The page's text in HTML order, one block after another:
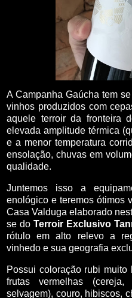
A Campanha Gaúcha tem
vinhos produzidos com
aquele terroir da fronteira
elevada amplitude térmica
e a menor temperatura
ensolação, chuvas em
qualidade.
Juntemos isso a
enológico e teremos ótimos
Casa Valduga elaborado
se doTerroir Exclusivo
rótulo em alto relevo a
vinhedo e sua geografia
Possui coloração rubi
frutas vermelhas (cereja,
selvagem), couro, hibiscos,